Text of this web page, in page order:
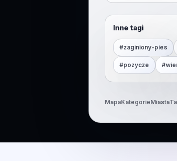
Inne tagi
#zaginiony-pies
#pozycze #
MapaKategorieMiasta